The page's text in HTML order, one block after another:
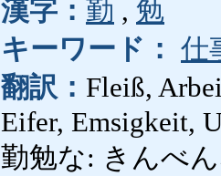
漢字： 勤 , 勉
キーワード： 仕
翻訳： Fleiß,
Eifer, Emsigkeit,
勤勉な: きんべ